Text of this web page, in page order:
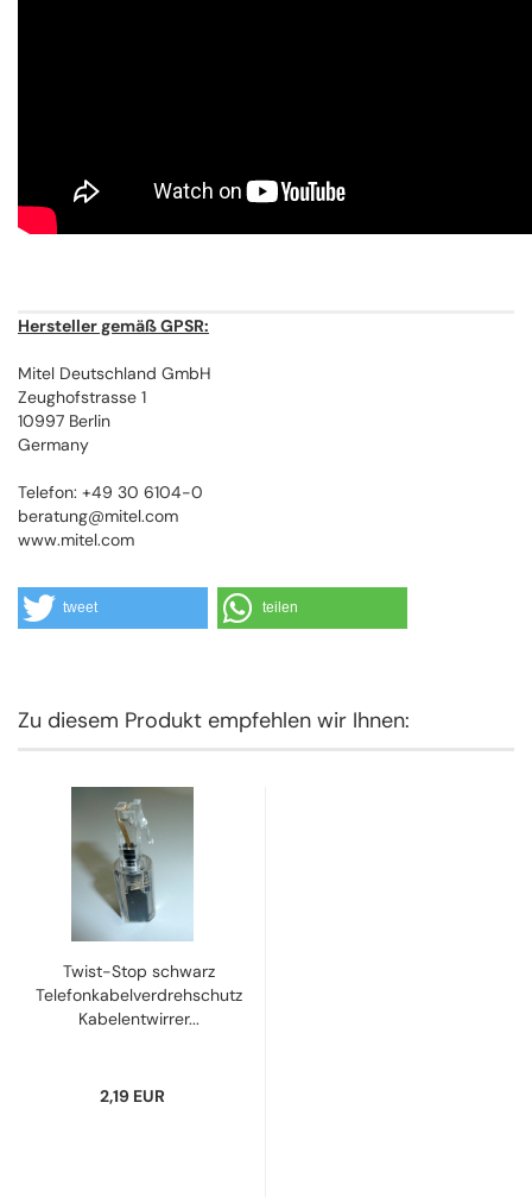
Hersteller gemäß GPSR:
Mitel Deutschland GmbH
Zeughofstrasse 1
10997 Berlin
Germany
Telefon: +49 30 6104-0
beratung@mitel.com
www.mitel.com
tweet teilen
Zu diesem Produkt empfehlen wir Ihnen:
Twist-Stop schwarz
Telefonkabelverdrehschutz
Kabelentwirrer...
2,19 EUR